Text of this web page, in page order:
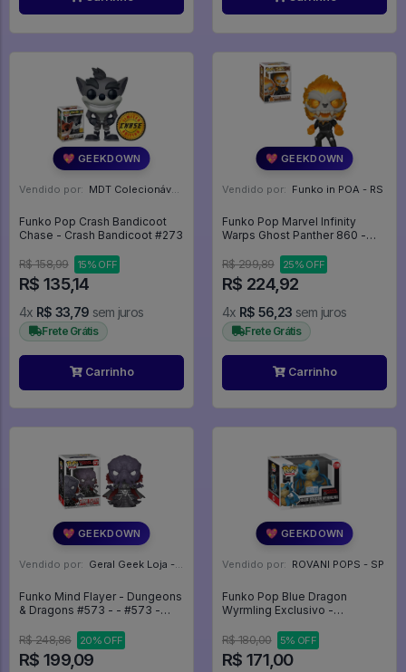
💖 GEEKDOWN
Vendido por: MDT Colecionáveis - DF
Funko Pop Crash Bandicoot
Chase - Crash Bandicoot #273
R$ 158,99 15% OFF
R$ 135,14
4x R$ 33,79 sem juros
Frete Grátis
Carrinho
💖 GEEKDOWN
Vendido por: Funko in POA - RS
Funko Pop Marvel Infinity
Warps Ghost Panther 860 -
R$ 299,89
25% OFF
R$ 224,92
4x R$ 56,23 sem juros
Frete Grátis
Carrinho
💖 GEEKDOWN
Vendido por: Geral Geek Loja - SP
Funko Mind Flayer - Dungeons
& Dragons #573 - - #573 -
R$ 248,86
20% OFF
R$ 199,09
💖 GEEKDOWN
Vendido por: ROVANI POPS - SP
Funko Pop Blue Dragon
Wyrmling Exclusivo -
R$ 180,00
5% OFF
R$ 171,00